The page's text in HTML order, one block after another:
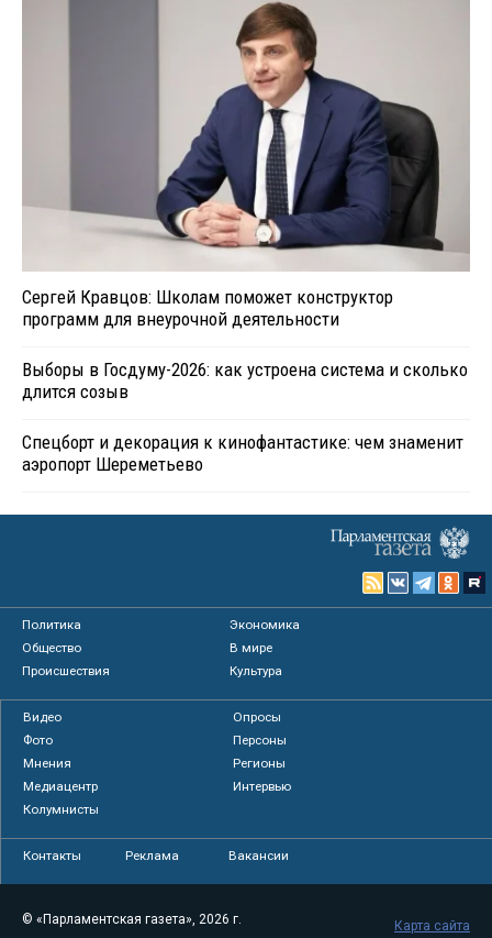
Сергей Кравцов: Школам поможет конструктор
программ для внеурочной деятельности
Выборы в Госдуму-2026: как устроена система и сколько
длится созыв
Спецборт и декорация к кинофантастике: чем знаменит
аэропорт Шереметьево
Политика
Экономика
Общество
В мире
Происшествия
Культура
Видео
Опросы
Фото
Персоны
Мнения
Регионы
Медиацентр
Интервью
Колумнисты
Контакты Реклама Вакансии
© «Парламентская газета», 2026 г.
Карта сайта